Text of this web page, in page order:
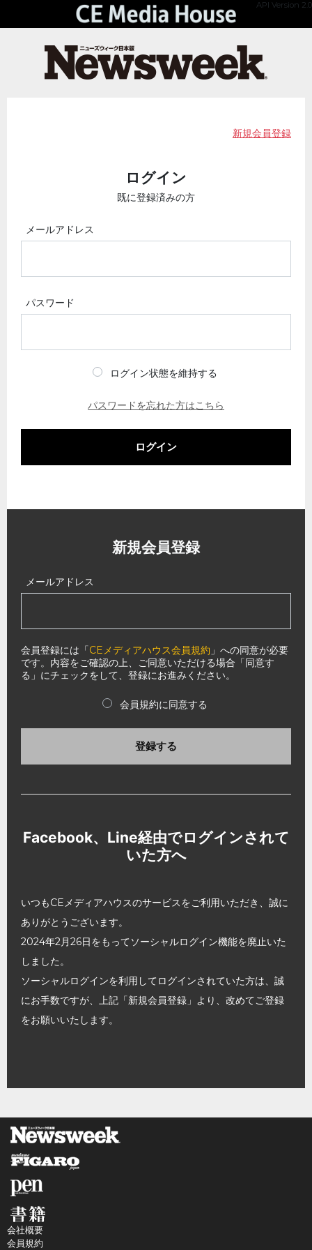
API Version 2.0
新規会員登録
ログイン
既に登録済みの方
メールアドレス
パスワード
ログイン状態を維持する
パスワードを忘れた方はこちら
ログイン
新規会員登録
メールアドレス
会員登録には「CEメディアハウス会員規約 」への同意が必要
です。内容をご確認の上、ご同意いただける場合「同意す
る」にチェックをして、登録にお進みください。
会員規約に同意する
登録する
Facebook、Line経由でログインされて
いた方へ
いつもCEメディアハウスのサービスをご利用いただき、誠に
ありがとうございます。
2024年2月26日をもってソーシャルログイン機能を廃止いた
しました。
ソーシャルログインを利用してログインされていた方は、誠
にお手数ですが、上記「新規会員登録」より、改めてご登録
をお願いいたします。
会社概要
会員規約